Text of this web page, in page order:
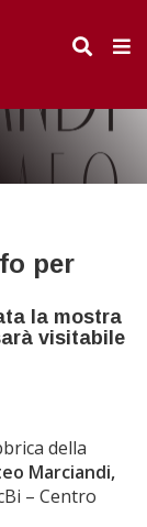
per
la mostra
visitabile
della
Marciandi,
– Centro